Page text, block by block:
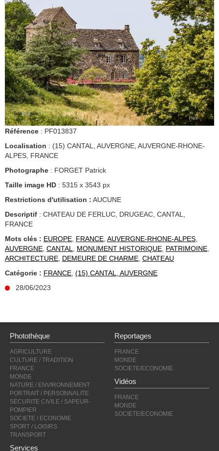
Référence : PF013837
Localisation : (15) CANTAL, AUVERGNE, AUVERGNE-RHONE-
ALPES, FRANCE
Photographe : FORGET Patrick
Taille image HD : 5315 x 3543 px
Restrictions d'utilisation : AUCUNE
Descriptif : CHATEAU DE FERLUC, DRUGEAC, CANTAL,
FRANCE
Mots clés : EUROPE, FRANCE, AUVERGNE-RHONE-ALPES,
AUVERGNE, CANTAL, MONUMENT HISTORIQUE, PATRIMOINE,
ARCHITECTURE, DEMEURE DE CHARME, CHATEAU
Catégorie : FRANCE, (15) CANTAL, AUVERGNE
28/06/2023
Photothèque
AGRICULTURE
CULTURE / TRADITION
FRANCE
MONDE
NATURE / ENVIRONNEMENT
PORTRAIT / PERSONNALITE
SECURITE CIVILE / SAPEUR-
POMPIER
SOCIETE / ECONOMIE
SPORT / LOISIRS
TRANSPORT
Reportages
FRANCE
MONDE
SOCIETE/ECONOMIE
Vidéos
FRANCE
MONDE
SOCIETE/ECONOMIE
Services